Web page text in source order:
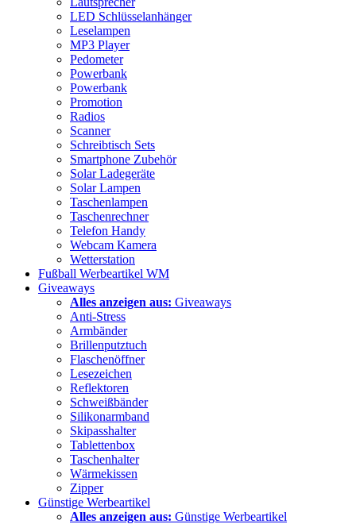
LED Schlüsselanhänger
Leselampen
MP3 Player
Pedometer
Powerbank
Powerbank
Promotion
Radios
Scanner
Schreibtisch Sets
Smartphone Zubehör
Solar Ladegeräte
Solar Lampen
Taschenlampen
Taschenrechner
Telefon Handy
Webcam Kamera
Wetterstation
Fußball Werbeartikel WM
Giveaways
Alles anzeigen aus: Giveaways
Anti-Stress
Armbänder
Brillenputztuch
Flaschenöffner
Lesezeichen
Reflektoren
Schweißbänder
Silikonarmband
Skipasshalter
Tablettenbox
Taschenhalter
Wärmekissen
Zipper
Günstige Werbeartikel
Alles anzeigen aus: Günstige Werbeartikel